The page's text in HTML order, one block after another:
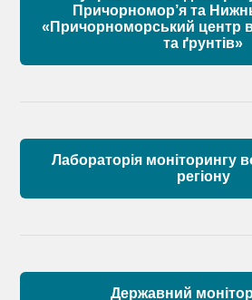
Матеріали
Причорномор’я та
«Причорноморський центр
та ґрунтів»
Лабораторія моніторингу
регіону
Державний